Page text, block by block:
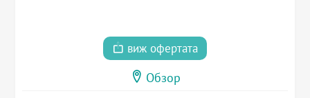
виж офертата
Обзор